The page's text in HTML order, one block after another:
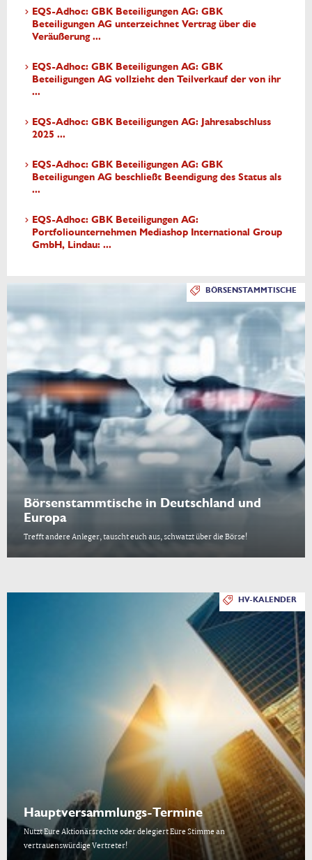
EQS-Adhoc: GBK Beteiligungen AG: GBK
Beteiligungen AG unterzeichnet Vertrag über die
Veräußerung ...
EQS-Adhoc: GBK Beteiligungen AG: GBK
Beteiligungen AG vollzieht den Teilverkauf der von ihr
...
EQS-Adhoc: GBK Beteiligungen AG: Jahresabschluss
2025 ...
EQS-Adhoc: GBK Beteiligungen AG: GBK
Beteiligungen AG beschließt Beendigung des Status als
...
EQS-Adhoc: GBK Beteiligungen AG:
Portfoliounternehmen Mediashop International Group
GmbH, Lindau: ...
BÖRSENSTAMMTISCHE
Börsenstammtische in Deutschland und
Europa
Trefft andere Anleger, tauscht euch aus, schwatzt über die Börse!
HV-KALENDER
Hauptversammlungs-Termine
Nutzt Eure Aktionärsrechte oder delegiert Eure Stimme an
vertrauenswürdige Vertreter!